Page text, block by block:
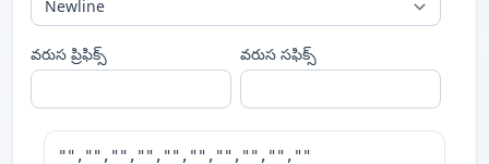
వరుస ప్రిఫిక్స్ వరుస సఫిక్స్